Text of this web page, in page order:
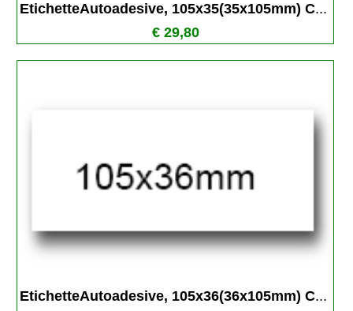
EtichetteAutoadesive, 105x35(35x105mm) C...
€ 29,80
EtichetteAutoadesive, 105x36(36x105mm) C...